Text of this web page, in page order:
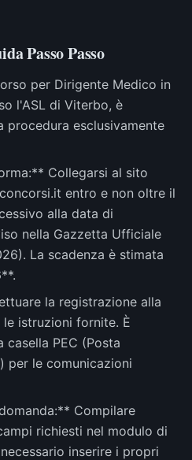
Passo Passo
per Dirigente Medico in
l'ASL di Viterbo, è
procedura esclusivamente
Collegarsi al sito
entro e non oltre il
alla data di
nella Gazzetta Ufficiale
La scadenza è stimata
la registrazione alla
istruzioni fornite. È
casella PEC (Posta
per le comunicazioni
Compilare
richiesti nel modulo di
inserire i propri